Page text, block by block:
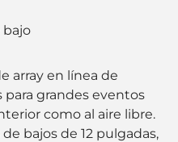
array en línea de
para grandes eventos
como al aire libre.
bajos de 12 pulgadas,